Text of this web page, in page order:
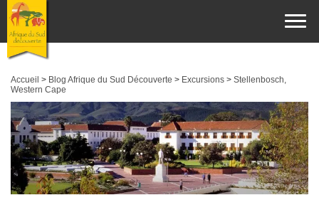
Accueil > Blog Afrique du Sud Découverte > Excursions > Stellenbosch,
Western Cape